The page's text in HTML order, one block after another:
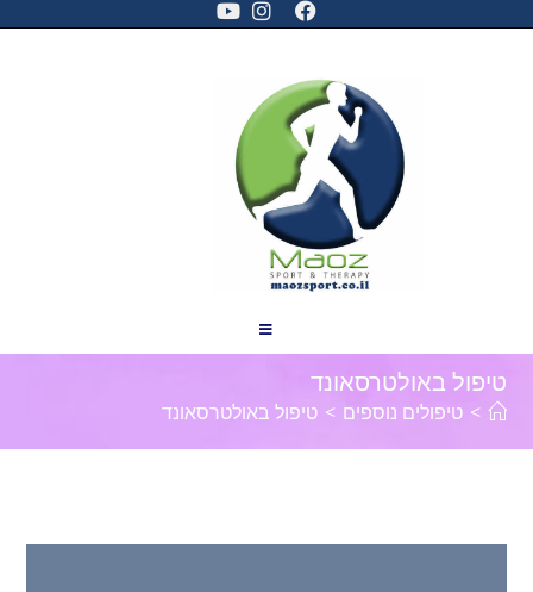
טיפול באולטרסאונד
> טיפולים נוספים > טיפול באולטרסאונד